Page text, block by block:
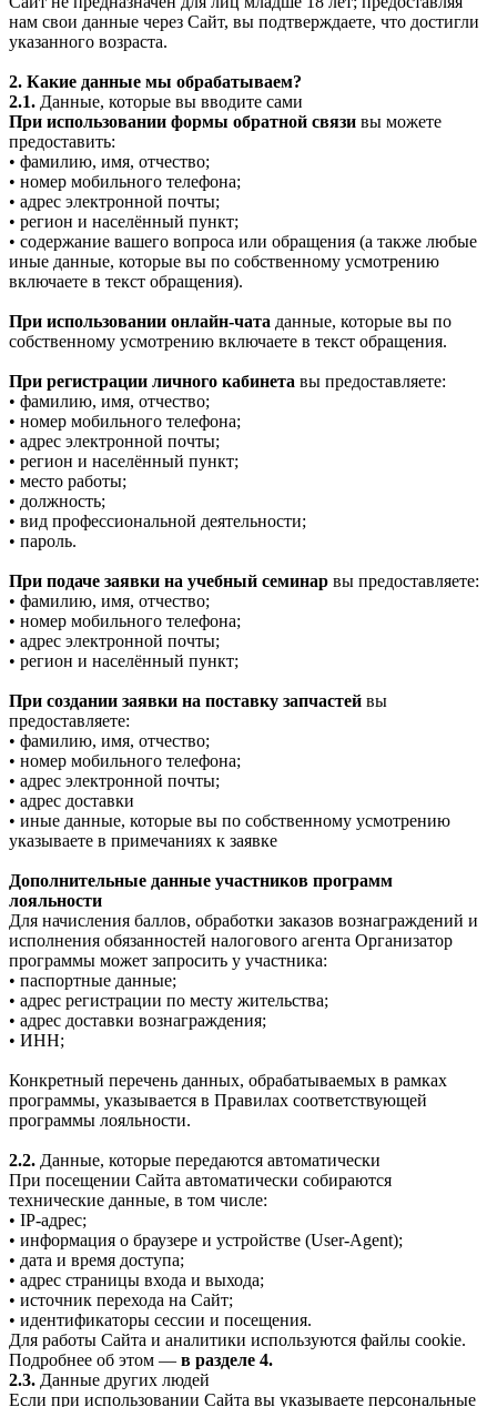
нам свои данные через Сайт, вы подтверждаете, что достигли
указанного возраста.
2. Какие данные мы обрабатываем?
2.1. Данные, которые вы вводите сами
При использовании формы обратной связи вы можете
предоставить:
• фамилию, имя, отчество;
• номер мобильного телефона;
• адрес электронной почты;
• регион и населённый пункт;
• содержание вашего вопроса или обращения (а также любые
иные данные, которые вы по собственному усмотрению
включаете в текст обращения).
При использовании онлайн-чата данные, которые вы по
собственному усмотрению включаете в текст обращения.
При регистрации личного кабинета вы предоставляете:
• фамилию, имя, отчество;
• номер мобильного телефона;
• адрес электронной почты;
• регион и населённый пункт;
• место работы;
• должность;
• вид профессиональной деятельности;
• пароль.
При подаче заявки на учебный семинар вы предоставляете:
• фамилию, имя, отчество;
• номер мобильного телефона;
• адрес электронной почты;
• регион и населённый пункт;
При создании заявки на поставку запчастей вы
предоставляете:
• фамилию, имя, отчество;
• номер мобильного телефона;
• адрес электронной почты;
• адрес доставки
• иные данные, которые вы по собственному усмотрению
указываете в примечаниях к заявке
Дополнительные данные участников программ
лояльности
Для начисления баллов, обработки заказов вознаграждений и
исполнения обязанностей налогового агента Организатор
программы может запросить у участника:
• паспортные данные;
• адрес регистрации по месту жительства;
• адрес доставки вознаграждения;
• ИНН;
Конкретный перечень данных, обрабатываемых в рамках
программы, указывается в Правилах соответствующей
программы лояльности.
2.2. Данные, которые передаются автоматически
При посещении Сайта автоматически собираются
технические данные, в том числе:
• IP-адрес;
• информация о браузере и устройстве (User-Agent);
• дата и время доступа;
• адрес страницы входа и выхода;
• источник перехода на Сайт;
• идентификаторы сессии и посещения.
Для работы Сайта и аналитики используются файлы cookie.
Подробнее об этом — в разделе 4.
2.3. Данные других людей
Если при использовании Сайта вы указываете персональные